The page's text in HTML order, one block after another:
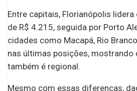
Entre capitais, Florianópolis
de R$ 4.215, seguida por Porto
cidades como Macapá, Rio
nas últimas posições, mostrando
também é regional.
Mesmo com essas diferenças,